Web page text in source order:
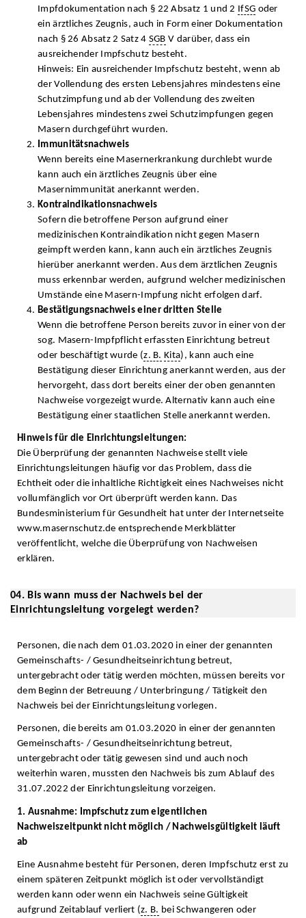
Impfdokumentation nach § 22 Absatz 1 und 2 IfSG oder
ein ärztliches Zeugnis, auch in Form einer Dokumentation
nach § 26 Absatz 2 Satz 4 SGB V darüber, dass ein
ausreichender Impfschutz besteht.
Hinweis: Ein ausreichender Impfschutz besteht, wenn ab
der Vollendung des ersten Lebensjahres mindestens eine
Schutzimpfung und ab der Vollendung des zweiten
Lebensjahres mindestens zwei Schutzimpfungen gegen
Masern durchgeführt wurden.
Immunitätsnachweis
Wenn bereits eine Masernerkrankung durchlebt wurde
kann auch ein ärztliches Zeugnis über eine
Masernimmunität anerkannt werden.
Kontraindikationsnachweis
Sofern die betroffene Person aufgrund einer
medizinischen Kontraindikation nicht gegen Masern
geimpft werden kann, kann auch ein ärztliches Zeugnis
hierüber anerkannt werden. Aus dem ärztlichen Zeugnis
muss erkennbar werden, aufgrund welcher medizinischen
Umstände eine Masern-Impfung nicht erfolgen darf.
Bestätigungsnachweis einer dritten Stelle
Wenn die betroffene Person bereits zuvor in einer von der
sog. Masern-Impfpflicht erfassten Einrichtung betreut
oder beschäftigt wurde (z. B. Kita), kann auch eine
Bestätigung dieser Einrichtung anerkannt werden, aus der
hervorgeht, dass dort bereits einer der oben genannten
Nachweise vorgezeigt wurde. Alternativ kann auch eine
Bestätigung einer staatlichen Stelle anerkannt werden.
Hinweis für die Einrichtungsleitungen:
Die Überprüfung der genannten Nachweise stellt viele
Einrichtungsleitungen häufig vor das Problem, dass die
Echtheit oder die inhaltliche Richtigkeit eines Nachweises nicht
vollumfänglich vor Ort überprüft werden kann. Das
Bundesministerium für Gesundheit hat unter der Internetseite
www.masernschutz.de entsprechende Merkblätter
veröffentlicht, welche die Überprüfung von Nachweisen
erklären.
04. Bis wann muss der Nachweis bei der
Einrichtungsleitung vorgelegt werden?
Personen, die nach dem 01.03.2020 in einer der genannten
Gemeinschafts- / Gesundheitseinrichtung betreut,
untergebracht oder tätig werden möchten, müssen bereits vor
dem Beginn der Betreuung / Unterbringung / Tätigkeit den
Nachweis bei der Einrichtungsleitung vorlegen.
Personen, die bereits am 01.03.2020 in einer der genannten
Gemeinschafts- / Gesundheitseinrichtung betreut,
untergebracht oder tätig gewesen sind und auch noch
weiterhin waren, mussten den Nachweis bis zum Ablauf des
31.07.2022 der Einrichtungsleitung vorzeigen.
1. Ausnahme: Impfschutz zum eigentlichen
Nachweiszeitpunkt nicht möglich / Nachweisgültigkeit läuft
ab
Eine Ausnahme besteht für Personen, deren Impfschutz erst zu
einem späteren Zeitpunkt möglich ist oder vervollständigt
werden kann oder wenn ein Nachweis seine Gültigkeit
aufgrund Zeitablauf verliert (z. B. bei Schwangeren oder